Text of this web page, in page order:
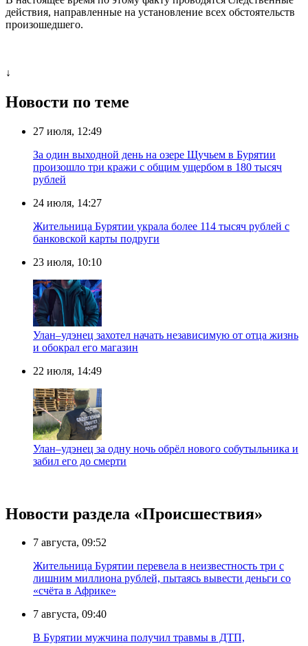
действия, направленные на установление всех обстоятельств
произошедшего.
↓
Новости по теме
27 июля, 12:49
За один выходной день на озере Щучьем в Бурятии
произошло три кражи с общим ущербом в 180 тысяч
рублей
24 июля, 14:27
Жительница Бурятии украла более 114 тысяч рублей с
банковской карты подруги
23 июля, 10:10
Улан–удэнец захотел начать независимую от отца жизнь
и обокрал его магазин
22 июля, 14:49
Улан–удэнец за одну ночь обрёл нового собутыльника и
забил его до смерти
Новости раздела «Происшествия»
7 августа, 09:52
Жительница Бурятии перевела в неизвестность три с
лишним миллиона рублей, пытаясь вывести деньги со
«счёта в Африке»
7 августа, 09:40
В Бурятии мужчина получил травмы в ДТП,